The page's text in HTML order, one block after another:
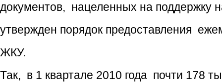
документов, нацеленных на
утвержден порядок предоставления
ЖКУ.
Так, в 1 квартале 2010 года почти 178